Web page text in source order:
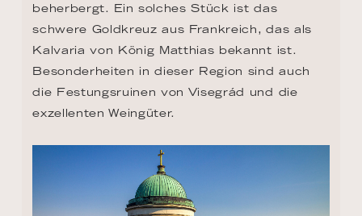
beherbergt. Ein solches Stück ist das
schwere Goldkreuz aus Frankreich, das als
Kalvaria von König Matthias bekannt ist.
Besonderheiten in dieser Region sind auch
die Festungsruinen von Visegrád und die
exzellenten Weingüter.